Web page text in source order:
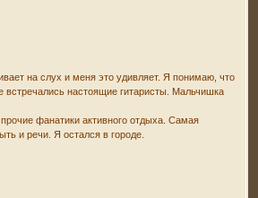
на слух и меня это удивляет. Я понимаю, что
встречались настоящие гитаристы. Мальчишка
фанатики активного отдыха. Самая
и речи. Я остался в городе.